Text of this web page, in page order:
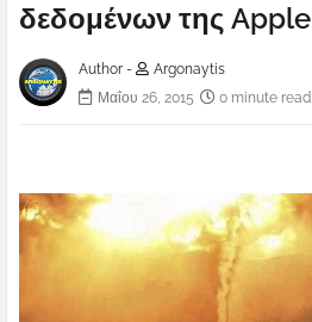
δεδομένων της Apple
Author -
Argonaytis
Μαΐου 26, 2015
0 minute read